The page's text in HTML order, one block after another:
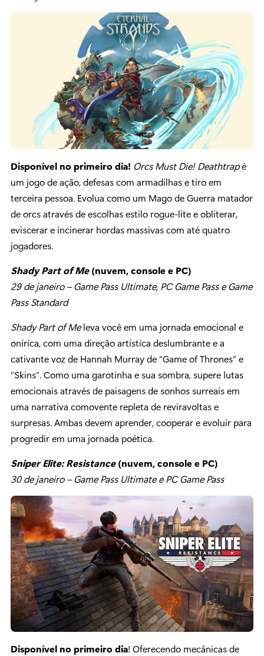
Disponível no primeiro dia! Orcs Must Die! Deathtrapé
um jogo de ação, defesas com armadilhas e tiro em
terceira pessoa. Evolua como um Mago de Guerra matador
de orcs através de escolhas estilo rogue-lite e obliterar,
eviscerar e incinerar hordas massivas com até quatro
jogadores.
Shady Part of Me(nuvem, console e PC)
29 de janeiro – Game Pass Ultimate, PC Game Pass e Game
Pass Standard
Shady Part of Meleva você em uma jornada emocional e
onírica, com uma direção artística deslumbrante e a
cativante voz de Hannah Murray de “Game of Thrones” e
“Skins”. Como uma garotinha e sua sombra, supere lutas
emocionais através de paisagens de sonhos surreais em
uma narrativa comovente repleta de reviravoltas e
surpresas. Ambas devem aprender, cooperar e evoluir para
progredir em uma jornada poética.
Sniper Elite: Resistance(nuvem, console e PC)
30 de janeiro – Game Pass Ultimate e PC Game Pass
Disponível no primeiro dia! Oferecendo mecânicas de